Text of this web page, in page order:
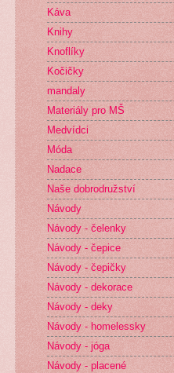
Káva
Knihy
Knoflíky
Kočičky
mandaly
Materiály pro MŠ
Medvídci
Móda
Nadace
Naše dobrodružství
Návody
Návody - čelenky
Návody - čepice
Návody - čepičky
Návody - dekorace
Návody - deky
Návody - homelessky
Návody - jóga
Návody - placené